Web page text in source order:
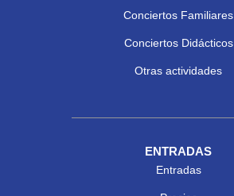
Conciertos Familiares
Conciertos Didácticos
Otras actividades
ENTRADAS
Entradas